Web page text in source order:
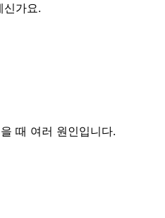
신가요.
때 여러 원인입니다.